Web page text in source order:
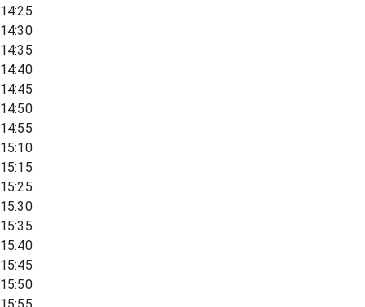
14:25
14:30
14:35
14:40
14:45
14:50
14:55
15:10
15:15
15:25
15:30
15:35
15:40
15:45
15:50
15:55